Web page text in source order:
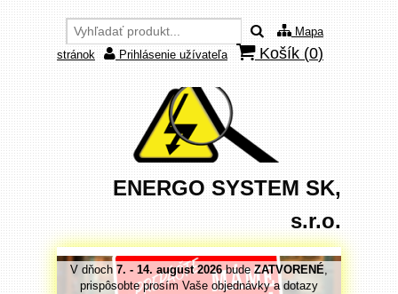
Mapa
stránok
Prihlásenie užívateľa Košík (0)
ENERGO SYSTEM SK,
s.r.o.
,
V dňoch 7. - 14. august 2026bude ZATVORENÉ,
prispôsobte prosím Vaše objednávky a dotazy
V